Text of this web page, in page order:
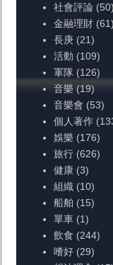
社會評論 (50)
金融理財 (61)
長庚 (21)
活動 (109)
軍隊 (126)
音樂 (19)
音樂會 (53)
個人著作
娛樂 (176)
旅行 (626)
健康 (3)
組織 (10)
船舶 (15)
單車 (1)
飲食 (244)
嗜好 (29)